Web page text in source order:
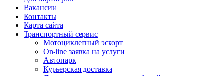
Вакансии
Контакты
Карта сайта
Транспортный сервис
Мотоциклетный эскорт
On-line заявка на услуги
Автопарк
Курьерская доставка